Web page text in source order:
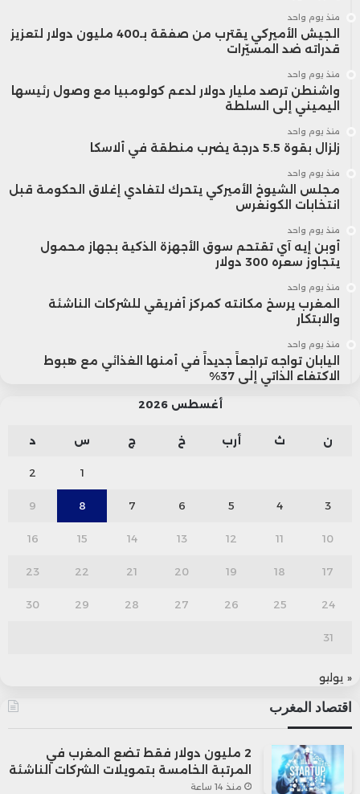
منذ يوم واحد
الجيش الأميركي يقترب من صفقة بـ400 مليون دولار لتعزيز
قدراته ضد المسيّرات
منذ يوم واحد
واشنطن ترصد مليار دولار لدعم كولومبيا مع وصول رئيسها
اليميني إلى السلطة
منذ يوم واحد
زلزال بقوة 5.5 درجة يضرب منطقة في ألاسكا
منذ يوم واحد
مجلس الشيوخ الأميركي يتحرك لتفادي إغلاق الحكومة قبل
انتخابات الكونغرس
منذ يوم واحد
أوبن إيه آي تقتحم سوق الأجهزة الذكية بجهاز محمول
يتجاوز سعره 300 دولار
منذ يوم واحد
المغرب يرسخ مكانته كمركز أفريقي للشركات الناشئة
والابتكار
منذ يوم واحد
اليابان تواجه تراجعاً جديداً في أمنها الغذائي مع هبوط
الاكتفاء الذاتي إلى 37%
أغسطس 2026
ن ث أرب خ ج س د
1
2
3
4
5
6
7
8
9
10
11
12
13
14
15
16
17
18
19
20
21
22
23
24
25
26
27
28
29
30
31
« يوليو
اقتصاد المغرب
2 مليون دولار فقط تضع المغرب في
المرتبة الخامسة بتمويلات الشركات الناشئة
منذ 14 ساعة